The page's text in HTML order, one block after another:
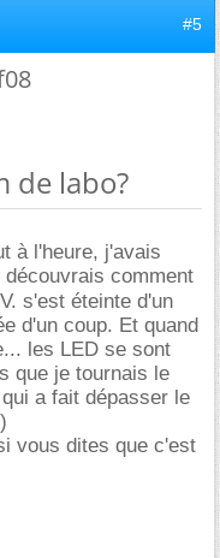
#5
de labo?
à l'heure, j'avais
comment
s'est éteinte d'un
d'un coup. Et quand
les LED se sont
que je tournais le
a fait dépasser le
vous dites que c'est